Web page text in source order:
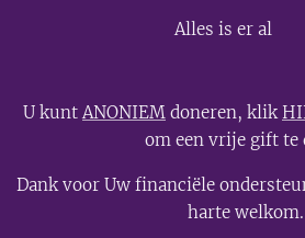
Alles is er al
U kuntANONIEM doneren, klik
om een vrije gift te
Dank voor Uw financiële
harte welkom.